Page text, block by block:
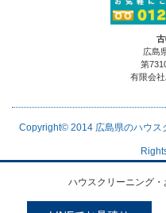
広島
第
有限会
Copyright© 2014 広島県のハウス
ハウスクリーニング